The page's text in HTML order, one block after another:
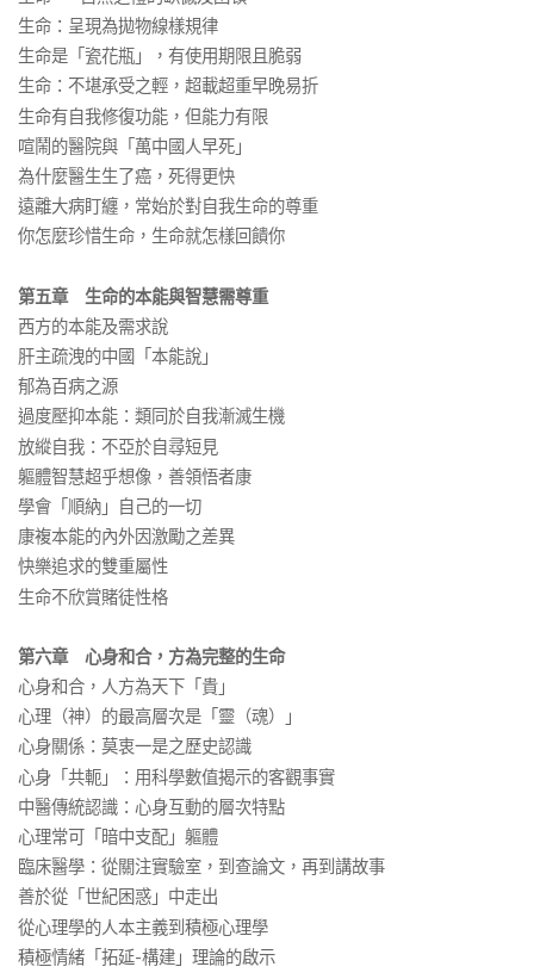
生命：呈現為拋物線樣規律
生命是「瓷花瓶」，有使用期限且脆弱
生命：不堪承受之輕，超載超重早晚易折
生命有自我修復功能，但能力有限
喧鬧的醫院與「萬中國人早死」
為什麼醫生生了癌，死得更快
遠離大病盯纏，常始於對自我生命的尊重
你怎麼珍惜生命，生命就怎樣回饋你
第五章 生命的本能與智慧需尊重
西方的本能及需求說
肝主疏洩的中國「本能說」
郁為百病之源
過度壓抑本能：類同於自我漸滅生機
放縱自我：不亞於自尋短見
軀體智慧超乎想像，善領悟者康
學會「順納」自己的一切
康複本能的內外因激勵之差異
快樂追求的雙重屬性
生命不欣賞賭徒性格
第六章 心身和合，方為完整的生命
心身和合，人方為天下「貴」
心理（神）的最高層次是「靈（魂）」
心身關係：莫衷一是之歷史認識
心身「共軛」：用科學數值揭示的客觀事實
中醫傳統認識：心身互動的層次特點
心理常可「暗中支配」軀體
臨床醫學：從關注實驗室，到查論文，再到講故事
善於從「世紀困惑」中走出
從心理學的人本主義到積極心理學
積極情緒「拓延-構建」理論的啟示